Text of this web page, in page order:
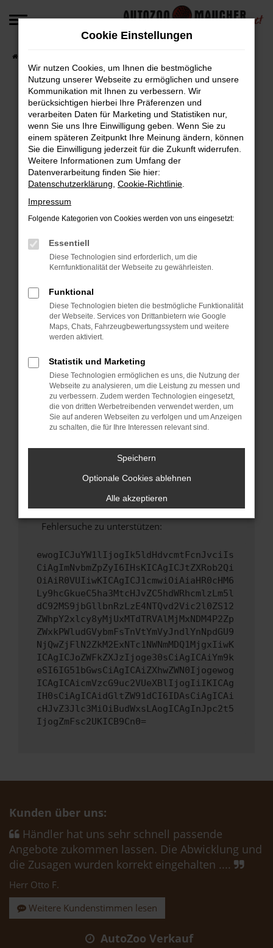
Zum
Fehler: Network Error
Beim Laden ist ein Fehler aufgetreten.
Hier sind ein paar Tipps, die dir helfen können:
Überprüfe deine Firewall und deine
Internetverbindung.
Laden andere Webseiten, zum Beispiel deine
Manche Erweiterungen, wie Werbeblocker,
können das Laden bestimmter Seiten
verhindern. Funktioniert die Seite in einem
Fenster?
Starte dein Gerät neu.
Das kann manchmal helfen, vorübergehende
Probleme zu beheben.
Stelle sicher, dass dein Browser und dein
Betriebssystem auf dem neuesten Stand
sind.
Veraltete Software birgt nicht nur ein
Sicherheitsrisiko, sondern kann auch dazu
führen, dass bestimmte Funktionen nicht mehr
Wende dich an den Webseitenbetreiber.
Wenn du alle oben genannten Schritte versucht
hast, kontaktiere uns bitte. Wir werden
versuchen, das Problem zu beheben. Du kannst
uns diesen Text schicken, um uns bei der
Fehlersuche zu unterstützen:
ewogICJuYW1lIjogIk5ldHdvcmtFcnJvciIs
CiAgImNvbmZpZyI6IHsKICAgICJtZXRob2Qi
OiAiR0VUIiwKICAgICJ1cmwiOiAiaHR0cHM6
Ly9hcGkueC5ha3MtcHJvZC5hdWRhcmlzLm5l
dC92MS9jbGllbnRzLzE4NTQvd2Vic2l0ZS12
ZWhpY2xlcy8yMjUxMTdTRVAlMjMxNDM4P2Zp
ZWxkPWludGVybmFsTnVtYmVyJndlYnNpdGU9
NjQwZjFlN2ZkM2ExNTc1NWNmMDQ1MjgxIiwK
ICAgICJoZWFkZXJzIjoge30sCiAgICAiYm9k
eSI6IG51bGwsCiAgICAiZXhwZWN0Ijogewog
ICAgICAicmVzcG9uc2VUeXBlIjogIiIKICAg
IH0sCiAgICAidGltZW91dCI6IDAsCiAgICAi
cHJvZ3Jlc3MiOiBudWxsLAogICAgInJpc2t5
IjogZmFsc2UKICB9Cn0=
Kunden über uns:
Händler hat uns sehr schnell passende
Angebote zukommen lassen. Die Abwicklung und
die Zusagen wurden korrekt eingehalten ....
Herr Otto F.
Weitere Kundenstimmen lesen
AutoZoo Verkauf
Cookie Einstellungen
Wir nutzen Cookies, um Ihnen die bestmögliche
Nutzung unserer Webseite zu ermöglichen und unsere
Kommunikation mit Ihnen zu verbessern. Wir
berücksichtigen hierbei Ihre Präferenzen und
verarbeiten Daten für Marketing und Statistiken nur,
wenn Sie uns Ihre Einwilligung geben. Wenn Sie zu
einem späteren Zeitpunkt Ihre Meinung ändern, können
Sie die Einwilligung jederzeit für die Zukunft widerrufen.
Weitere Informationen zum Umfang der
Datenverarbeitung finden Sie hier:
Datenschutzerklärung Cookie-Richtlinie
Impressum
Folgende Kategorien von Cookies werden von uns eingesetzt:
Essentiell
Diese Technologien sind erforderlich, um die
Kernfunktionalität der Webseite zu gewährleisten.
Funktional
Diese Technologien bieten die bestmögliche Funktionalität
der Webseite. Services von Drittanbietern wie Google
Maps, Chats, Fahrzeugbewertungssystem und weitere
werden aktiviert.
Statistik und Marketing
Diese Technologien ermöglichen es uns, die Nutzung der
Webseite zu analysieren, um die Leistung zu messen und
zu verbessern. Zudem werden Technologien eingesetzt,
die von dritten Werbetreibenden verwendet werden, um
Sie auf anderen Webseiten zu verfolgen und um Anzeigen
zu schalten, die für Ihre Interessen relevant sind.
Speichern
Optionale Cookies ablehnen
Alle akzeptieren